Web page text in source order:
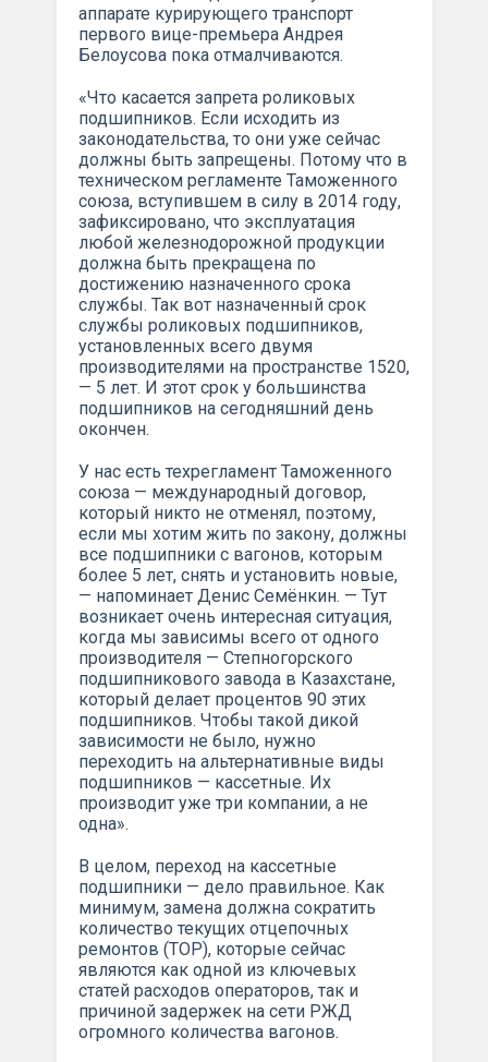
аппарате курирующего транспорт
первого вице-премьера Андрея
Белоусова пока отмалчиваются.
«Что касается запрета роликовых
подшипников. Если исходить из
законодательства, то они уже сейчас
должны быть запрещены. Потому что в
техническом регламенте Таможенного
союза, вступившем в силу в 2014 году,
зафиксировано, что эксплуатация
любой железнодорожной продукции
должна быть прекращена по
достижению назначенного срока
службы. Так вот назначенный срок
службы роликовых подшипников,
установленных всего двумя
производителями на пространстве 1520,
— 5 лет. И этот срок у большинства
подшипников на сегодняшний день
окончен.
У нас есть техрегламент Таможенного
союза — международный договор,
который никто не отменял, поэтому,
если мы хотим жить по закону, должны
все подшипники с вагонов, которым
более 5 лет, снять и установить новые,
— напоминает Денис Семёнкин. — Тут
возникает очень интересная ситуация,
когда мы зависимы всего от одного
производителя — Степногорского
подшипникового завода в Казахстане,
который делает процентов 90 этих
подшипников. Чтобы такой дикой
зависимости не было, нужно
переходить на альтернативные виды
подшипников — кассетные. Их
производит уже три компании, а не
одна».
В целом, переход на кассетные
подшипники — дело правильное. Как
минимум, замена должна сократить
количество текущих отцепочных
ремонтов (ТОР), которые сейчас
являются как одной из ключевых
статей расходов операторов, так и
причиной задержек на сети РЖД
огромного количества вагонов.